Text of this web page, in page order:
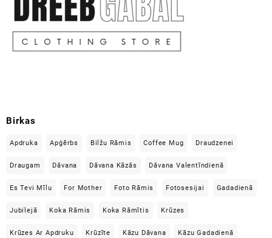
Birkas
Apdruka Apģērbs Bilžu Rāmis Coffee Mug Draudzenei
Draugam Dāvana Dāvana Kāzās Dāvana Valentīndienā
Es Tevi Mīlu For Mother Foto Rāmis Fotosesijai Gadadienā
Jubilejā Koka Rāmis Koka Rāmītis Krūzes
Krūzes Ar Apdruku Krūzīte Kāzu Dāvana Kāzu Gadadienā